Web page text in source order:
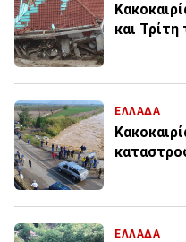
και
ΕΛΛΑΔΑ
ΕΛΛΑΔΑ